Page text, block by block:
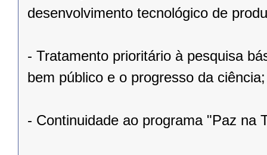
desenvolvimento tecnológico de
- Tratamento prioritário à pesquisa
bem público e o progresso da ciência;
- Continuidade ao programa "Paz na